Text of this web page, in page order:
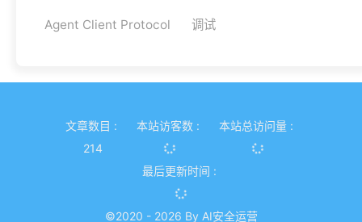
Agent Client Protocol 调试
文章数目 :
214
本站访客数 : 本站总访问量 :
最后更新时间 :
©2020 - 2026 By AI安全运营